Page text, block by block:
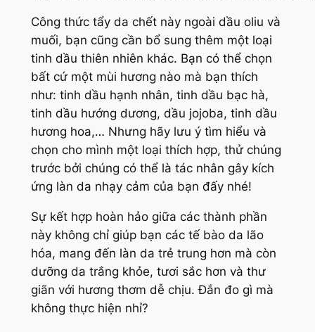
Công thức tẩy da chết này ngoài dầu oliu và
muối, bạn cũng cần bổ sung thêm một loại
tinh dầu thiên nhiên khác. Bạn có thể chọn
bất cứ một mùi hương nào mà bạn thích
như: tinh dầu hạnh nhân, tinh dầu bạc hà,
tinh dầu hướng dương, dầu jojoba, tinh dầu
hương hoa,… Nhưng hãy lưu ý tìm hiểu và
chọn cho mình một loại thích hợp, thử chúng
trước bởi chúng có thể là tác nhân gây kích
ứng làn da nhạy cảm của bạn đấy nhé!
Sự kết hợp hoàn hảo giữa các thành phần
này không chỉ giúp bạn các tế bào da lão
hóa, mang đến làn da trẻ trung hơn mà còn
dưỡng da trắng khỏe, tươi sắc hơn và thư
giãn với hương thơm dễ chịu. Đắn đo gì mà
không thực hiện nhỉ?